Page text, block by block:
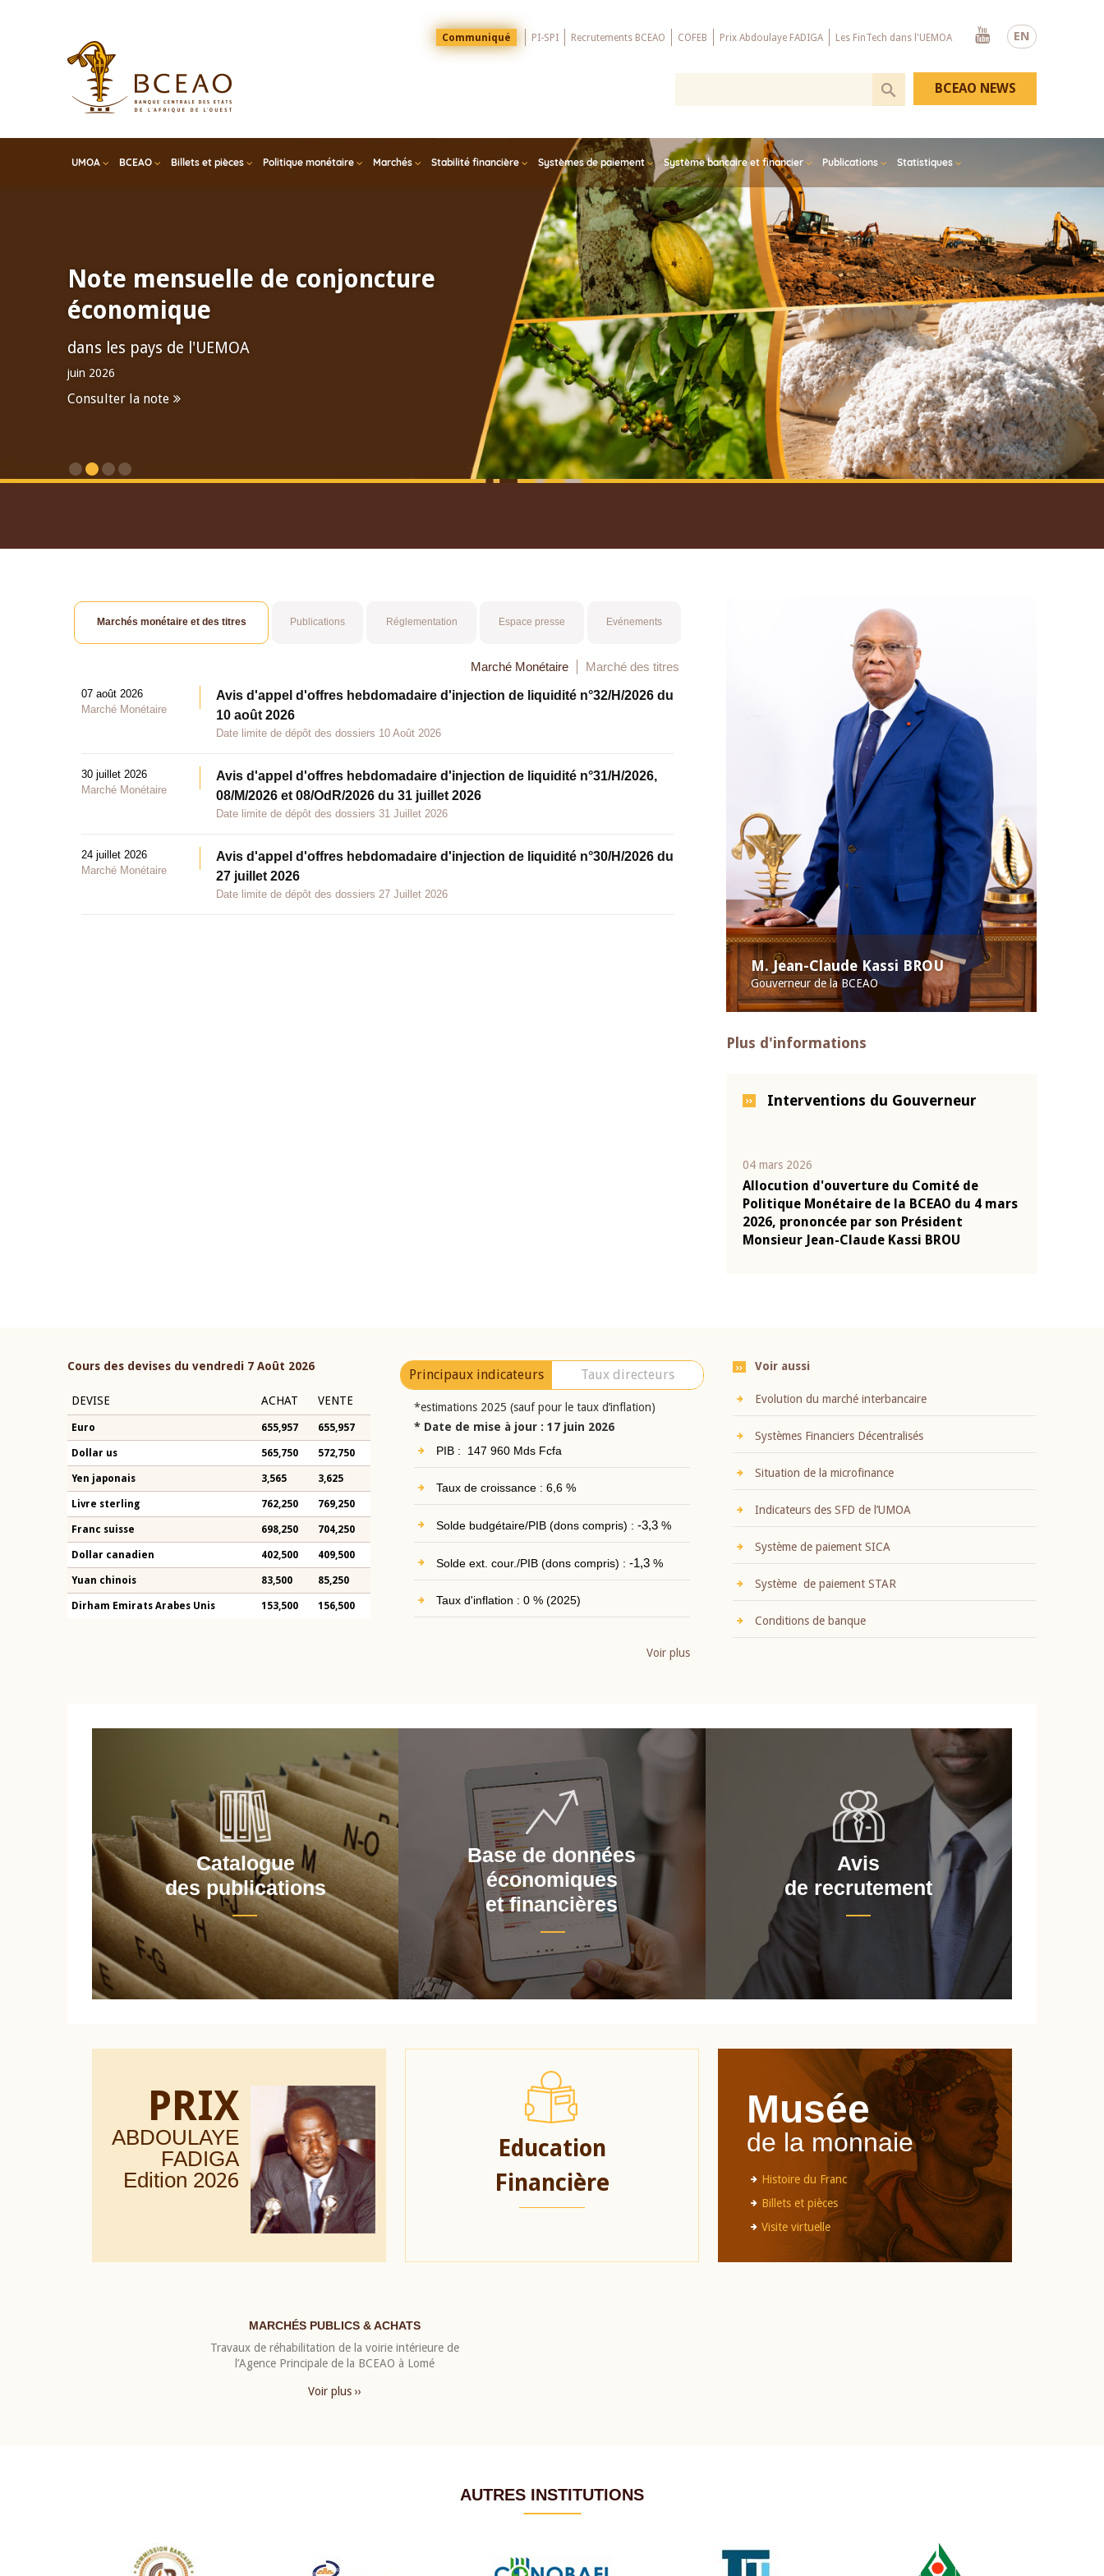
EN
Menu
Top
Communiqué PI-SPI Recrutements BCEAO COFEB Prix Abdoulaye FADIGA Les FinTech dans l'UEMOA
Youtube
UMOA BCEAO Billets et pièces Politique monétaire Marchés Stabilité financière Systèmes de paiement Système bancaire et financier Publications Statistiques
BCEAO NEWS
Note mensuelle de conjoncture
économique
dans les pays de l'UEMOA
juin 2026
Consulter la note
M. Jean-Claude Kassi BROU
Gouverneur de la BCEAO
Plus d'informations
Interventions du Gouverneur
04 mars 2026
Allocution d'ouverture du Comité de
Politique Monétaire de la BCEAO du 4 mars
2026, prononcée par son Président
Monsieur Jean-Claude Kassi BROU
Marchés monétaire et des titres Publications Réglementation Espace presse Evénements
Marché Monétaire Marché des titres
07 août 2026
Marché Monétaire
Avis d'appel d'offres hebdomadaire d'injection de liquidité n°32/H/2026 du
10 août 2026
Date limite de dépôt des dossiers 10 Août 2026
30 juillet 2026
Marché Monétaire
Avis d'appel d'offres hebdomadaire d'injection de liquidité n°31/H/2026,
08/M/2026 et 08/OdR/2026 du 31 juillet 2026
Date limite de dépôt des dossiers 31 Juillet 2026
24 juillet 2026
Marché Monétaire
Avis d'appel d'offres hebdomadaire d'injection de liquidité n°30/H/2026 du
27 juillet 2026
Date limite de dépôt des dossiers 27 Juillet 2026
Cours des devises du vendredi 7 Août 2026
DEVISE ACHAT VENTE
Euro 655,957 655,957
Dollar us 565,750 572,750
Yen japonais 3,565 3,625
Livre sterling 762,250 769,250
Franc suisse 698,250 704,250
Dollar canadien 402,500 409,500
Yuan chinois 83,500 85,250
Dirham Emirats Arabes Unis 153,500 156,500
Principaux indicateurs Taux directeurs
*estimations 2025 (sauf pour le taux d’inflation)
* Date de mise à jour : 17 juin 2026
PIB : 147 960 Mds Fcfa
Taux de croissance : 6,6 %
Solde budgétaire/PIB (dons compris) : -3,3%
Solde ext. cour./PIB (dons compris) : -1,3%
Taux d'inflation : 0 % (2025)
Voir plus
Voir aussi
Evolution du marché interbancaire
Systèmes Financiers Décentralisés
Situation de la microfinance
Indicateurs des SFD de l’UMOA
Système de paiement SICA
Système de paiement STAR
Conditions de banque
Catalogue
des publications
Base de données
économiques
et financières
Avis
de recrutement
PRIX
ABDOULAYE
FADIGA
Edition 2026
Education
Financière
Musée
de la monnaie
Histoire du Franc
Billets et pièces
Visite virtuelle
MARCHÉS PUBLICS & ACHATS
Travaux de réhabilitation de la voirie intérieure de
l’Agence Principale de la BCEAO à Lomé
Voir plus ››
AUTRES INSTITUTIONS